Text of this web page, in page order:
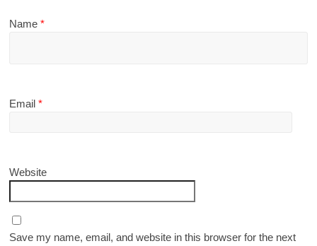
Name*
Email*
Website
Save my name, email, and website in this browser for the next